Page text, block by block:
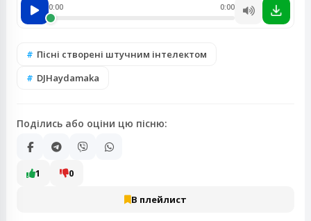
0:00 0:00
Пісні створені штучним інтелектом
DJHaydamaka
Поділись або оціни цю пісню:
1 0
В плейлист